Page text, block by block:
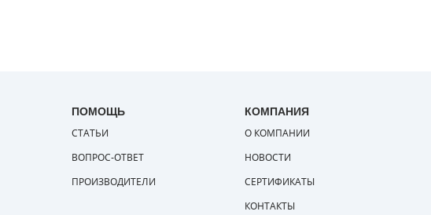
ПОМОЩЬ
СТАТЬИ
ВОПРОС-ОТВЕТ
ПРОИЗВОДИТЕЛИ
КОМПАНИЯ
О КОМПАНИИ
НОВОСТИ
СЕРТИФИКАТЫ
КОНТАКТЫ